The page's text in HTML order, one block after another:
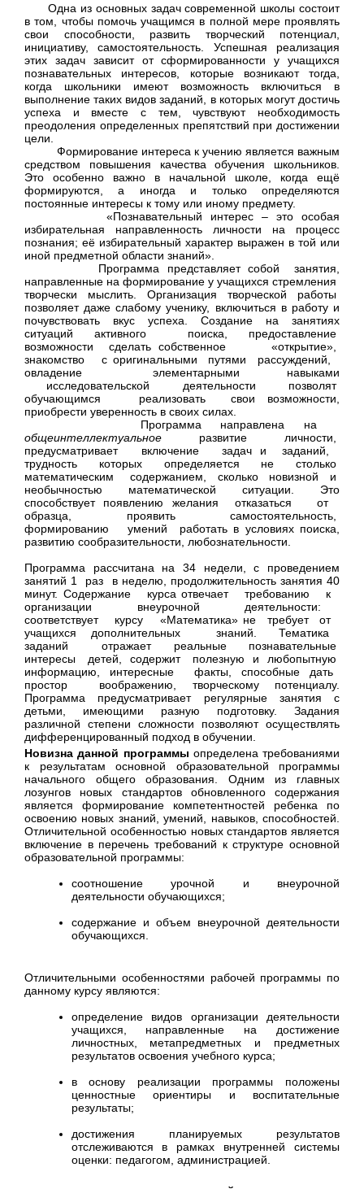
Одна из основных задач современной школы состоит
в том, чтобы помочь учащимся в полной мере проявлять
свои способности, развить творческий потенциал,
инициативу, самостоятельность. Успешная реализация
этих задач зависит от сформированности у учащихся
познавательных интересов, которые возникают тогда,
когда школьники имеют возможность включиться в
выполнение таких видов заданий, в которых могут достичь
успеха и вместе с тем, чувствуют необходимость
преодоления определенных препятствий при достижении
цели.
Формирование интереса к учению является важным
средством повышения качества обучения школьников.
Это особенно важно в начальной школе, когда ещё
формируются, а иногда и только определяются
постоянные интересы к тому или иному предмету.
«Познавательный интерес – это особая
избирательная направленность личности на процесс
познания; её избирательный характер выражен в той или
иной предметной области знаний».
Программа представляет собой занятия,
направленные на формирование у учащихся стремления
творчески мыслить. Организация творческой работы
позволяет даже слабому ученику, включиться в работу и
почувствовать вкус успеха. Создание на занятиях
ситуаций активного поиска, предоставление
возможности сделать собственное «открытие»,
знакомство с оригинальными путями рассуждений,
овладение элементарными навыками
исследовательской деятельности позволят
обучающимся реализовать свои возможности,
приобрести уверенность в своих силах.
Программа направлена на
общеинтеллектуальное развитие личности,
предусматривает включение задач и заданий,
трудность которых определяется не столько
математическим содержанием, сколько новизной и
необычностью математической ситуации. Это
способствует появлению желания отказаться от
образца, проявить самостоятельность,
формированию умений работать в условиях поиска,
развитию сообразительности, любознательности.
Программа рассчитана на 34 недели, с проведением
занятий 1 раз в неделю, продолжительность занятия 40
минут. Содержание курса отвечает требованию к
организации внеурочной деятельности:
соответствует курсу «Математика» не требует от
учащихся дополнительных знаний. Тематика
заданий отражает реальные познавательные
интересы детей, содержит полезную и любопытную
информацию, интересные факты, способные дать
простор воображению, творческому потенциалу.
Программа предусматривает регулярные занятия с
детьми, имеющими разную подготовку. Задания
различной степени сложности позволяют осуществлять
дифференцированный подход в обучении.
Новизна данной программы определена требованиями
к результатам основной образовательной программы
начального общего образования. Одним из главных
лозунгов новых стандартов обновленного содержания
является формирование компетентностей ребенка по
освоению новых знаний, умений, навыков, способностей.
Отличительной особенностью новых стандартов является
включение в перечень требований к структуре основной
образовательной программы:
соотношение урочной и внеурочной
деятельности обучающихся;
содержание и объем внеурочной деятельности
обучающихся.
Отличительными особенностями рабочей программы по
данному курсу являются:
определение видов организации деятельности
учащихся, направленные на достижение
личностных, метапредметных и предметных
результатов освоения учебного курса;
в основу реализации программы положены
ценностные ориентиры и воспитательные
результаты;
достижения планируемых результатов
отслеживаются в рамках внутренней системы
оценки: педагогом, администрацией.